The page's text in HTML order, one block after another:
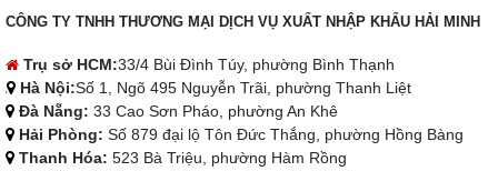
CÔNG TY TNHH THƯƠNG MẠI DỊCH VỤ XUẤT NHẬP KHẨU HẢI MINH
Trụ sở HCM:33/4 Bùi Đình Túy, phường Bình Thạnh
Hà Nội:Số 1, Ngõ 495 Nguyễn Trãi, phường Thanh Liệt
Đà Nẵng: 33 Cao Sơn Pháo, phường An Khê
Hải Phòng: Số 879 đại lộ Tôn Đức Thắng, phường Hồng Bàng
Thanh Hóa: 523 Bà Triệu, phường Hàm Rồng